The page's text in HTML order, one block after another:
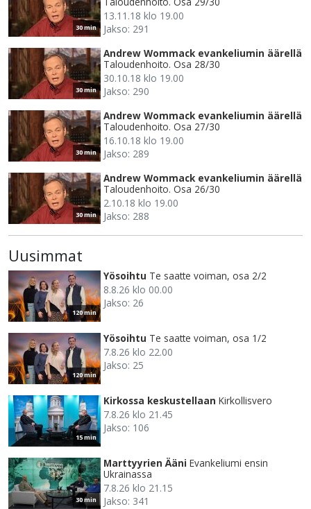
30 min
13.11.18 klo 19.00
Jakso: 291
30 min
Andrew Wommack evankeliumin äärellä
Taloudenhoito. Osa 28/30
30.10.18 klo 19.00
Jakso: 290
30 min
Andrew Wommack evankeliumin äärellä
Taloudenhoito. Osa 27/30
16.10.18 klo 19.00
Jakso: 289
30 min
Andrew Wommack evankeliumin äärellä
Taloudenhoito. Osa 26/30
2.10.18 klo 19.00
Jakso: 288
Uusimmat
120 min
Yösoihtu Te saatte voiman, osa 2/2
8.8.26 klo 00.00
Jakso: 26
120 min
Yösoihtu Te saatte voiman, osa 1/2
7.8.26 klo 22.00
Jakso: 25
15 min
Kirkossa keskustellaan Kirkollisvero
7.8.26 klo 21.45
Jakso: 106
30 min
Marttyyrien Ääni Evankeliumi ensin
Ukrainassa
7.8.26 klo 21.15
Jakso: 341